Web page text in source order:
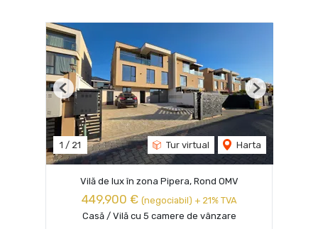
1 / 21 Tur virtual Harta
Previous Next
Vilă de lux în zona Pipera, Rond OMV
449,900 € (negociabil) + 21% TVA
Casă / Vilă cu 5 camere de vânzare